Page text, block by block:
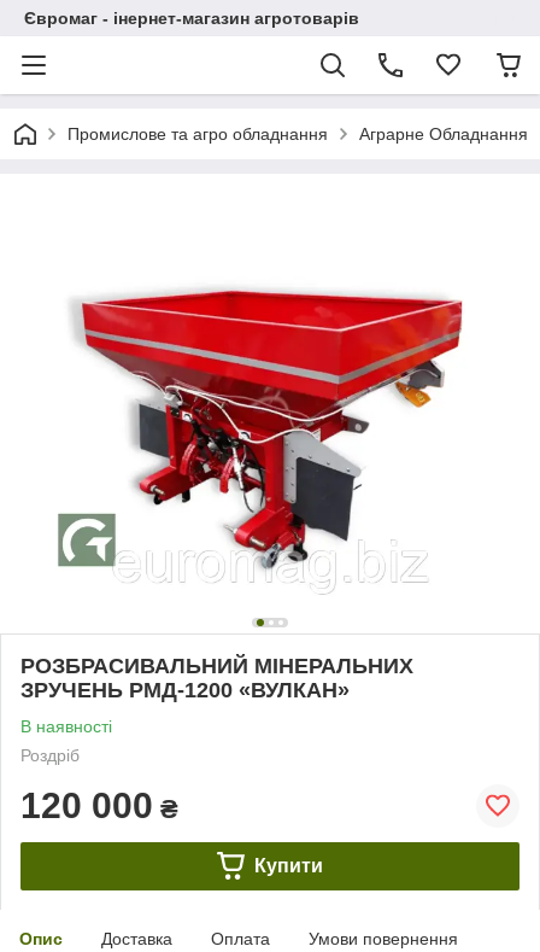
Євромаг - інернет-магазин агротоварів
Промислове та агро обладнання Аграрне Обладнання
РОЗБРАСИВАЛЬНИЙ МІНЕРАЛЬНИХ
ЗРУЧЕНЬ РМД-1200 «ВУЛКАН»
В наявності
Роздріб
120 000 ₴
Купити
Опис Доставка Оплата Умови повернення